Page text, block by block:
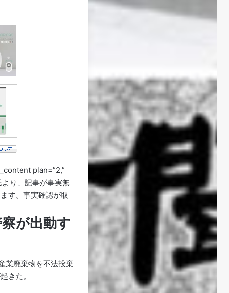
plan=”2,”
り、記事が事実無
す。事実確認が取
が出動す
業廃棄物を不法投棄
きた。